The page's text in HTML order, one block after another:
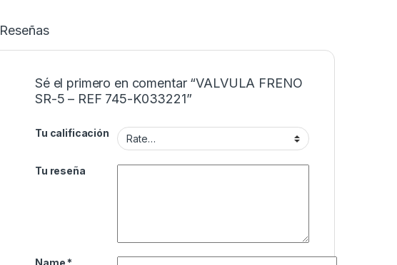
Reseñas
Sé el primero en comentar “VALVULA FRENO
SR-5 – REF 745-K033221”
Tu calificación
Tu reseña